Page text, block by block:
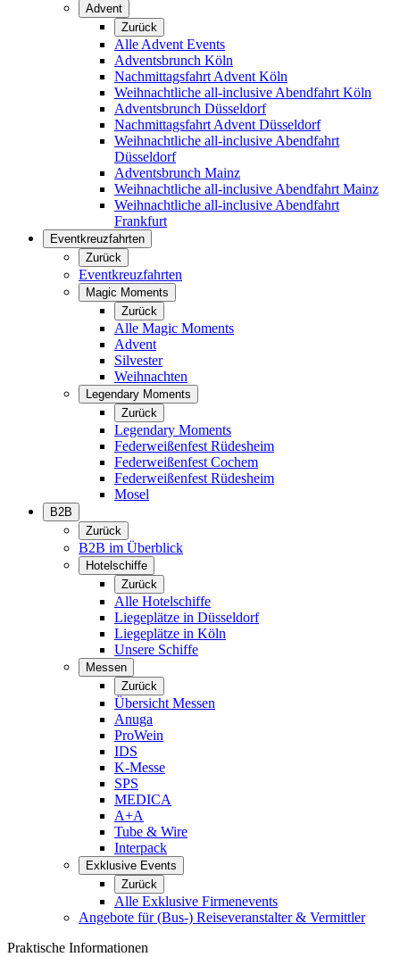
Advent
Zurück
Alle Advent Events
Adventsbrunch Köln
Nachmittagsfahrt Advent Köln
Weihnachtliche all-inclusive Abendfahrt Köln
Adventsbrunch Düsseldorf
Nachmittagsfahrt Advent Düsseldorf
Weihnachtliche all-inclusive Abendfahrt
Düsseldorf
Adventsbrunch Mainz
Weihnachtliche all-inclusive Abendfahrt Mainz
Weihnachtliche all-inclusive Abendfahrt
Frankfurt
Eventkreuzfahrten
Zurück
Eventkreuzfahrten
Magic Moments
Zurück
Alle Magic Moments
Advent
Silvester
Weihnachten
Legendary Moments
Zurück
Legendary Moments
Federweißenfest Rüdesheim
Federweißenfest Cochem
Federweißenfest Rüdesheim
Mosel
B2B
Zurück
B2B im Überblick
Hotelschiffe
Zurück
Alle Hotelschiffe
Liegeplätze in Düsseldorf
Liegeplätze in Köln
Unsere Schiffe
Messen
Zurück
Übersicht Messen
Anuga
ProWein
IDS
K-Messe
SPS
MEDICA
A+A
Tube & Wire
Interpack
Exklusive Events
Zurück
Alle Exklusive Firmenevents
Angebote für (Bus-) Reiseveranstalter & Vermittler
Praktische Informationen